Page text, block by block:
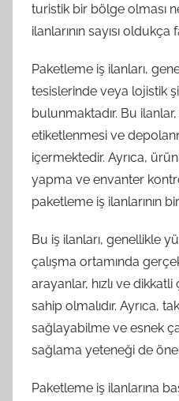
turistik bir bölge olması
ilanlarının sayısı oldukça
Paketleme iş ilanları,
tesislerinde veya lojistik
bulunmaktadır. Bu
etiketlenmesi ve
içermektedir. Ayrıca,
yapma ve envanter
paketleme iş ilanlarının
Bu iş ilanları, genellikle
çalışma ortamında
arayanlar, hızlı ve
sahip olmalıdır. Ayrıca,
sağlayabilme ve esnek
sağlama yeteneği de
Paketleme iş ilanlarına